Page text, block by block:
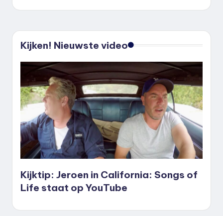
Kijken! Nieuwste video
Kijktip: Jeroen in California: Songs of
Life staat op YouTube